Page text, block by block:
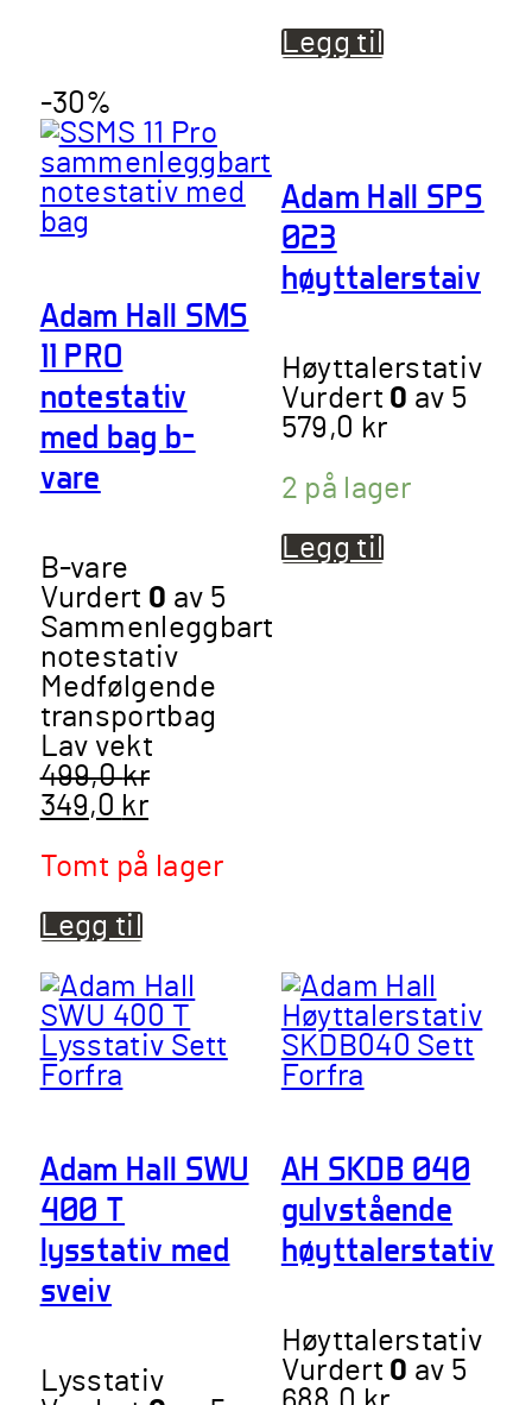
Legg til
-30%
Adam Hall SMS
11 PRO
notestativ
med bag b-
vare
B-vare
Vurdert 0 av 5
Sammenleggbart
notestativ
Medfølgende
transportbag
Lav vekt
499,0kr
499,0 kr.
349,0 kr
er:
Tomt på lager
Legg til
Adam Hall SPS
023
høyttalerstaiv
Høyttalerstativ
Vurdert 0 av 5
579,0 kr
2 på lager
Legg til
Adam Hall SWU
400 T
lysstativ med
sveiv
Lysstativ
AH SKDB 040
gulvstående
høyttalerstativ
Høyttalerstativ
Vurdert 0 av 5